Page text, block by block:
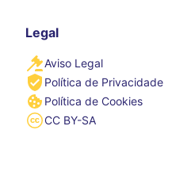
Legal
Aviso Legal
Política de Privacidade
Política de Cookies
CC BY-SA